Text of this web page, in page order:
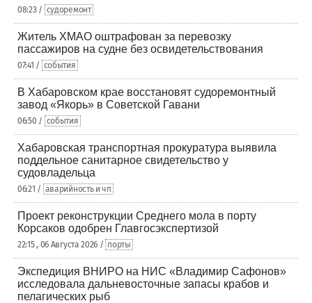
08:23 / судоремонт
Житель ХМАО оштрафован за перевозку
пассажиров на судне без освидетельствования
07:41 / события
В Хабаровском крае восстановят судоремонтный
завод «Якорь» в Советской Гавани
06:50 / события
Хабаровская транспортная прокуратура выявила
поддельное санитарное свидетельство у
судовладельца
06:21 / аварийность и чп
Проект реконструкции Среднего мола в порту
Корсаков одобрен Главгосэкспертизой
22:15 , 06 Августа 2026 / порты
Экспедиция ВНИРО на НИС «Владимир Сафонов»
исследовала дальневосточные запасы крабов и
пелагических рыб